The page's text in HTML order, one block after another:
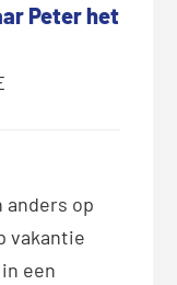
Peter het
anders op
vakantie
een